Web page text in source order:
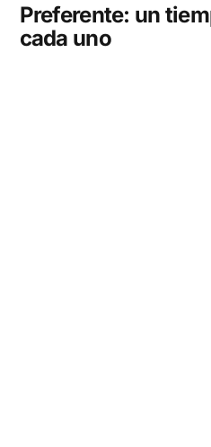
Preferente: un
cada uno